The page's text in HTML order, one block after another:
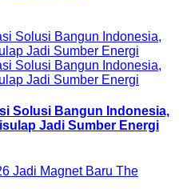
Solusi Bangun Indonesia,
Jadi Sumber Energi